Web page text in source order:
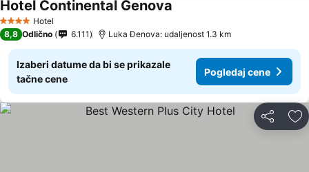
4 ZvezdiceHotel
Hotel Continental Genova
8,8 Odlično 6.111 Luka Đenova: udaljenost 1.3 km
Izaberi datume da bi se prikazale
tačne cene
Pogledaj cene
Deli